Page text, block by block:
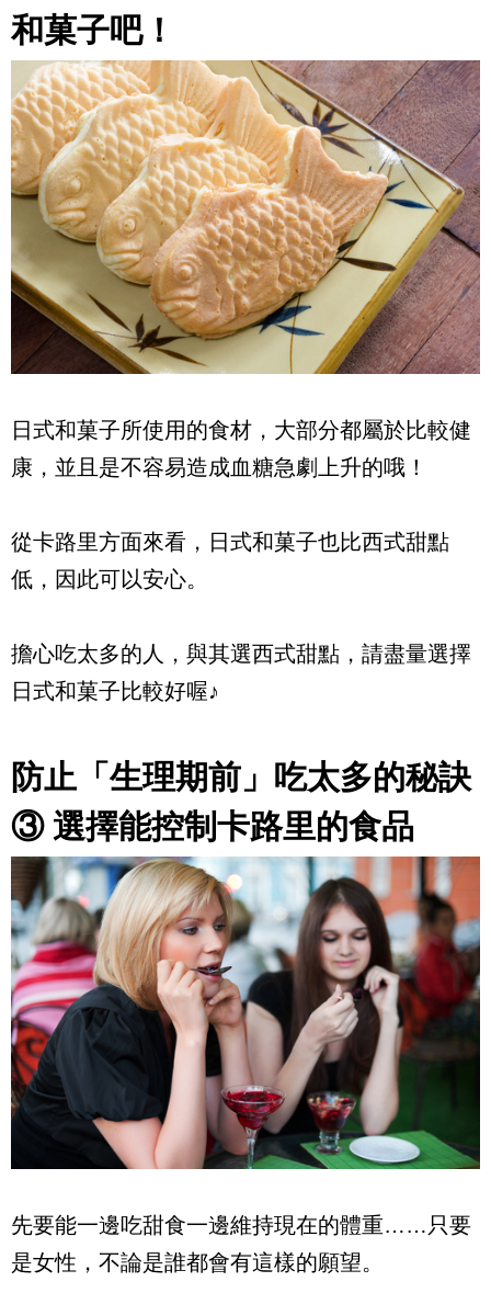
和菓子吧！
日式和菓子所使用的食材，大部分都屬於比較健
康，並且是不容易造成血糖急劇上升的哦！
從卡路里方面來看，日式和菓子也比西式甜點
低，因此可以安心。
擔心吃太多的人，與其選西式甜點，請盡量選擇
日式和菓子比較好喔♪
防止「生理期前」吃太多的秘訣
③ 選擇能控制卡路里的食品
先要能一邊吃甜食一邊維持現在的體重……只要
是女性，不論是誰都會有這樣的願望。